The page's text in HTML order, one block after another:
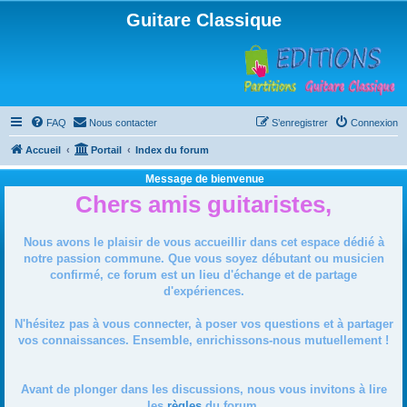
Guitare Classique
FAQ Nous contacter Connexion
S’enregistrer
Accueil Portail Index du forum
Message de bienvenue
Chers amis guitaristes,
Nous avons le plaisir de vous accueillir dans cet espace dédié à
notre passion commune. Que vous soyez débutant ou musicien
confirmé, ce forum est un lieu d'échange et de partage
d'expériences.
N'hésitez pas à vous connecter, à poser vos questions et à partager
vos connaissances. Ensemble, enrichissons-nous mutuellement !
Avant de plonger dans les discussions, nous vous invitons à lire